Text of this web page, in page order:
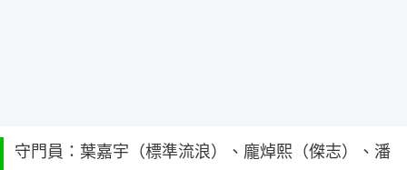
守門員：葉嘉宇（標準流浪）、龐焯熙（傑志）、潘